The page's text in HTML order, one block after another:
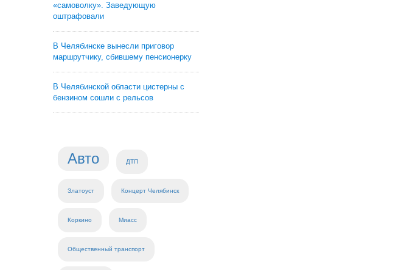
«самоволку». Заведующую
оштрафовали
В Челябинске вынесли приговор
маршрутчику, сбившему пенсионерку
В Челябинской области цистерны с
бензином сошли с рельсов
Авто ДТП
Златоуст Концерт Челябинск
Коркино Миасс
Общественный транспорт